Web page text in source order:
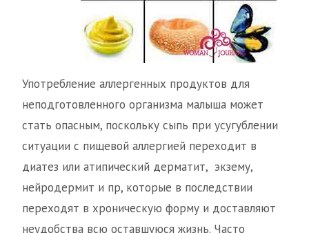
Употребление аллергенных продуктов для
неподготовленного организма малыша может
стать опасным, поскольку сыпь при усугублении
ситуации с пищевой аллергией переходит в
диатез или атипический дерматит, экзему,
нейродермит и пр, которые в последствии
переходят в хроническую форму и доставляют
неудобства всю оставшуюся жизнь. Часто